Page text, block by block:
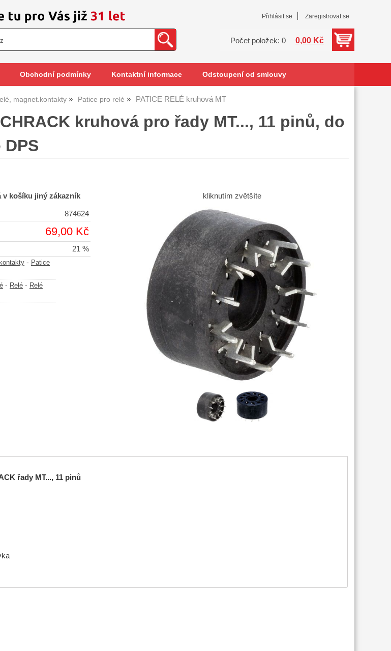
Přihlásit se Zaregistrovat se
Počet položek: 0 0,00 Kč
Obchodní podmínky Kontaktní informace Odstoupení od smlouvy
magnet.kontakty Patice pro relé PATICE RELÉ kruhová MT
kruhová pro řady MT..., 11 pinů, do
kliknutím zvětšíte
v košíku jiný zákazník
874624
69,00 Kč
21 %
- Patice
- Relé - Relé
řady MT..., 11 pinů